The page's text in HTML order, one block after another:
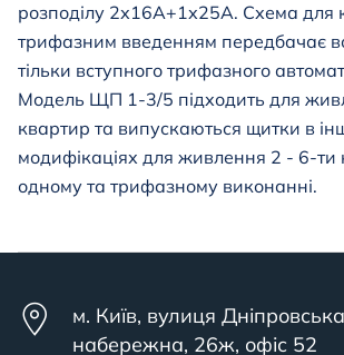
розподілу 2х16А+1х25А. Схема для
трифазним введенням передбачає
тільки вступного трифазного
Модель ЩП 1-3/5 підходить для
квартир та випускаються щитки в
модифікаціях для живлення 2 - 6-ти
одному та трифазному виконанні.
м. Київ, вулиця Дніпровська
набережна, 26ж, офіс 52